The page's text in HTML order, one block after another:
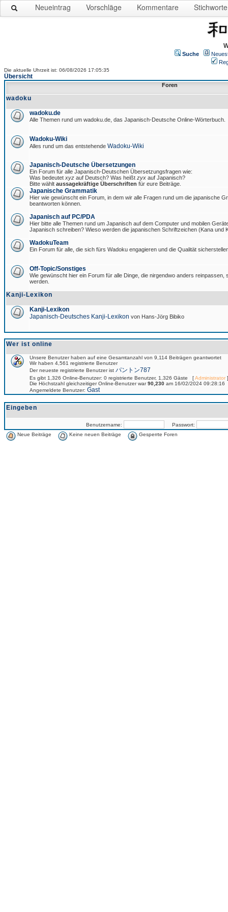
Neueintrag Vorschläge Kommentare Stichworte
Suche
Die aktuelle Uhrzeit ist: 06/08/2026 17:05:35
Übersicht
Foren
wadoku
wadoku.de
Alle Themen rund um wadoku.de, das Japanisch-Deutsche Online-Wörterbuch.
Wadoku-Wiki
Alles rund um das entstehende Wadoku-Wiki
Japanisch-Deutsche Übersetzungen
Ein Forum für alle Japanisch-Deutschen Übersetzungsfragen wie:
Was bedeutet xyz auf Deutsch? Was heißt zyx auf Japanisch?
Bitte wählt aussagekräftige Überschriften für eure Beiträge.
Japanische Grammatik
Hier wie gewünscht ein Forum, in dem wir alle Fragen rund um die japanische
beantworten können.
Japanisch auf PC/PDA
Hier bitte alle Themen rund um Japanisch auf dem Computer und mobilen
Japanisch schreiben? Wieso werden die japanischen Schriftzeichen (Kana und
WadokuTeam
Ein Forum für alle, die sich fürs Wadoku engagieren und die Qualität
Off-Topic/Sonstiges
Wie gewünscht hier ein Forum für alle Dinge, die nirgendwo anders reinpassen,
werden.
Kanji-Lexikon
Kanji-Lexikon
Japanisch-Deutsches Kanji-Lexikon von Hans-Jörg Bibiko
Wer ist online
Unsere Benutzer haben auf eine Gesamtanzahl von 9,114 Beiträgen geantwortet
Wir haben 4,561 registrierte Benutzer
Der neueste registrierte Benutzer ist パントン787
Es gibt 1,326 Online-Benutzer: 0 registrierte Benutzer, 1,326 Gäste [Administrator
Die Höchstzahl gleichzeitiger Online-Benutzer war90,230 am 16/02/2024 09:28:16
Angemeldete Benutzer: Gast
Eingeben
Benutzername:
Passwort:
Neue Beiträge
Keine neuen Beiträge Gesperrte Foren